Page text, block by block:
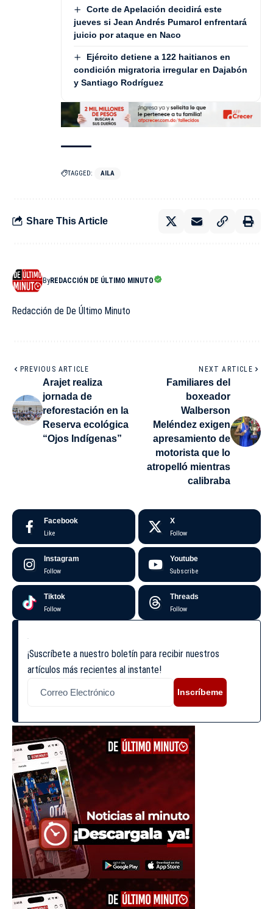
Corte de Apelación decidirá este
jueves si Jean Andrés Pumarol enfrentará
juicio por ataque en Naco
Ejército detiene a 122 haitianos en
condición migratoria irregular en Dajabón
y Santiago Rodríguez
TAGGED: AILA
Share This Article
ByREDACCIÓN DE ÚLTIMO MINUTO
Redacción de De Último Minuto
PREVIOUS ARTICLE
Arajet realiza
jornada de
reforestación en la
Reserva ecológica
“Ojos Indígenas”
NEXT ARTICLE
Familiares del
boxeador
Walberson
Meléndez exigen
apresamiento de
motorista que lo
atropelló mientras
calibraba
Facebook
Like
X
Follow
Instagram
Follow
Youtube
Subscribe
Tiktok
Follow
Threads
Follow
¡Suscríbete a nuestro boletín para recibir nuestros
artículos más recientes al instante!
Inscríbeme